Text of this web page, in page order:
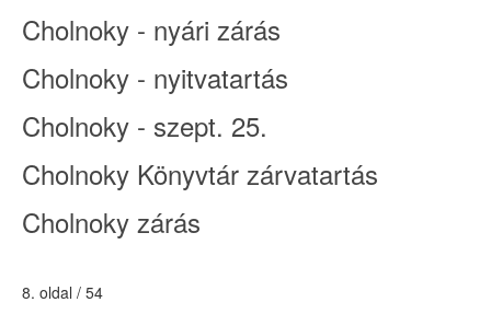
Cholnoky - nyári zárás
Cholnoky - nyitvatartás
Cholnoky - szept. 25.
Cholnoky Könyvtár zárvatartás
Cholnoky zárás
8. oldal / 54